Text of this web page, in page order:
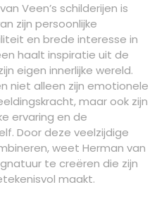
Veen’s schilderijen is
zijn persoonlijke
en brede interesse in
haalt inspiratie uit de
eigen innerlijke wereld.
niet alleen zijn emotionele
maar ook zijn
ervaring en de
Door deze veelzijdige
weet Herman van
te creëren die zijn
maakt.